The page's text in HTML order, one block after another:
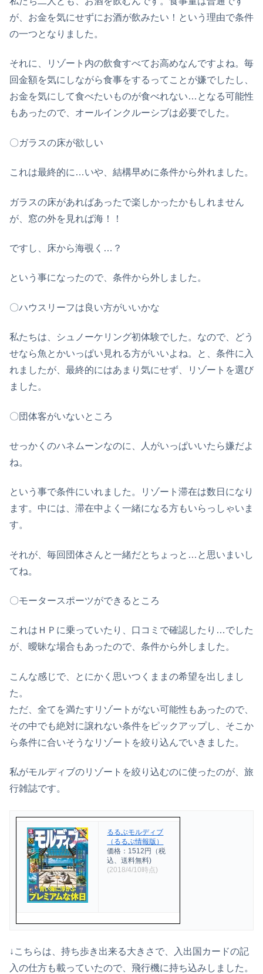
が、お金を気にせずにお酒が飲みたい！という理由で条件
の一つとなりました。
それに、リゾート内の飲食すべてお高めなんですよね。毎
回金額を気にしながら食事をするってことが嫌でしたし、
お金を気にして食べたいものが食べれない…となる可能性
もあったので、オールインクルーシブは必要でした。
〇ガラスの床が欲しい
これは最終的に…いや、結構早めに条件から外れました。
ガラスの床があればあったで楽しかったかもしれません
が、窓の外を見れば海！！
ですし、床から海覗く…？
という事になったので、条件から外しました。
〇ハウスリーフは良い方がいいかな
私たちは、シュノーケリング初体験でした。なので、どう
せなら魚とかいっぱい見れる方がいいよね。と、条件に入
れましたが、最終的にはあまり気にせず、リゾートを選び
ました。
〇団体客がいないところ
せっかくのハネムーンなのに、人がいっぱいいたら嫌だよ
ね。
という事で条件にいれました。リゾート滞在は数日になり
ます。中には、滞在中よく一緒になる方もいらっしゃいま
す。
それが、毎回団体さんと一緒だとちょっと…と思いまいし
てね。
〇モータースポーツができるところ
これはＨＰに乗っていたり、口コミで確認したり…でした
が、曖昧な場合もあったので、条件から外しました。
こんな感じで、とにかく思いつくままの希望を出しまし
た。
ただ、全てを満たすリゾートがない可能性もあったので、
その中でも絶対に譲れない条件をピックアップし、そこか
ら条件に合いそうなリゾートを絞り込んでいきました。
私がモルディブのリゾートを絞り込むのに使ったのが、旅
行雑誌です。
るるぶモルディブ
（るるぶ情報版）
価格：1512円（税
込、送料無料)
(2018/4/10時点)
↓こちらは、持ち歩き出来る大きさで、入出国カードの記
入の仕方も載っていたので、飛行機に持ち込みしました。